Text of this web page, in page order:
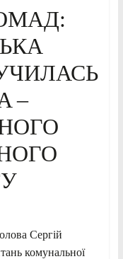
–
Сергій
комунальної